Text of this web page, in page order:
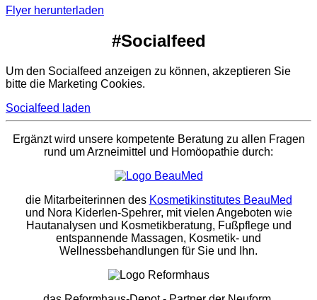
Flyer herunterladen
#Socialfeed
Um den Socialfeed anzeigen zu können, akzeptieren Sie
bitte die Marketing Cookies.
Socialfeed laden
Ergänzt wird unsere kompetente Beratung zu allen Fragen
rund um Arzneimittel und Homöopathie durch:
die Mitarbeiterinnen des Kosmetikinstitutes BeauMed
und Nora Kiderlen-Spehrer, mit vielen Angeboten wie
Hautanalysen und Kosmetikberatung, Fußpflege und
entspannende Massagen, Kosmetik- und
Wellnessbehandlungen für Sie und Ihn.